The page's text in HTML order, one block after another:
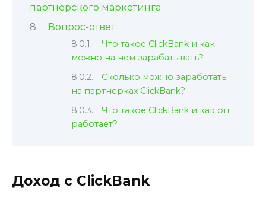
партнерского маркетинга
Вопрос-ответ:
Что такое ClickBank и как
можно на нем зарабатывать?
Сколько можно заработать
на партнерках ClickBank?
Что такое ClickBank и как он
работает?
Доход с ClickBank